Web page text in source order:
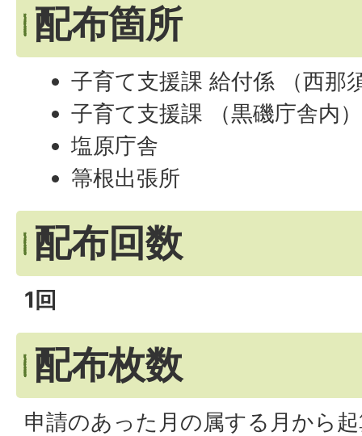
配布箇所
子育て支援課 給付係 （西那
子育て支援課 （黒磯庁舎内）
塩原庁舎
箒根出張所
配布回数
1回
配布枚数
申請のあった月の属する月から